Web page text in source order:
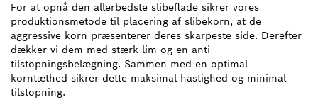
For at opnå den allerbedste slibeflade sikrer vores
produktionsmetode til placering af slibekorn, at de
aggressive korn præsenterer deres skarpeste side. Derefter
dækker vi dem med stærk lim og en anti-
tilstopningsbelægning. Sammen med en optimal
korntæthed sikrer dette maksimal hastighed og minimal
tilstopning.